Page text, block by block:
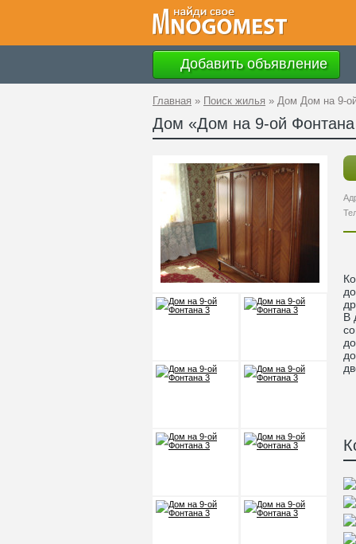
Добавить объявление
Главная » Поиск жилья » Дом Дом на 9-
Дом «Дом на 9-ой
В